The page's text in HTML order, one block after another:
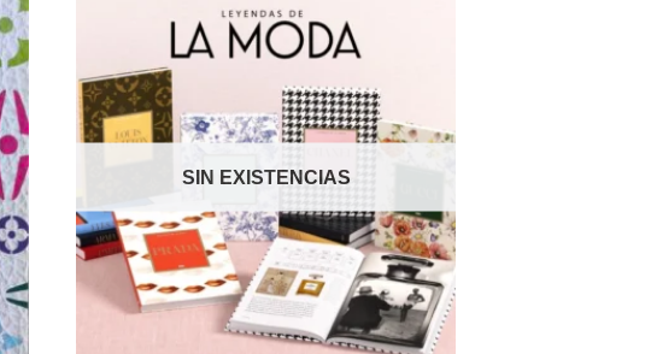
SIN EXISTENCIAS